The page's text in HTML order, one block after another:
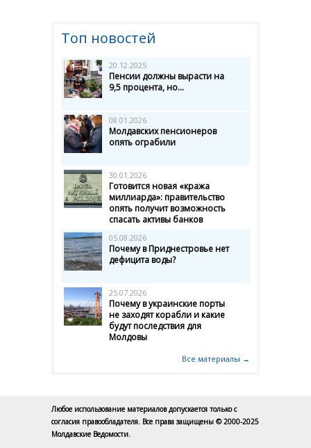
Топ новостей
20.12.2025
Пенсии должны вырасти на
9,5 процента, но...
08.01.2026
Молдавских пенсионеров
опять ограбили
30.01.2026
Готовится новая «кража
миллиарда»: правительство
опять получит возможность
спасать активы банков
05.08.2026
Почему в Приднестровье нет
дефицита воды?
25.07.2026
Почему в украинские порты
не заходят корабли и какие
будут последствия для
Молдовы
Все материалы →
Любое использование материалов допускается только с
согласия правообладателя. Все права защищены © 2000-2025
Молдавские Ведомости.